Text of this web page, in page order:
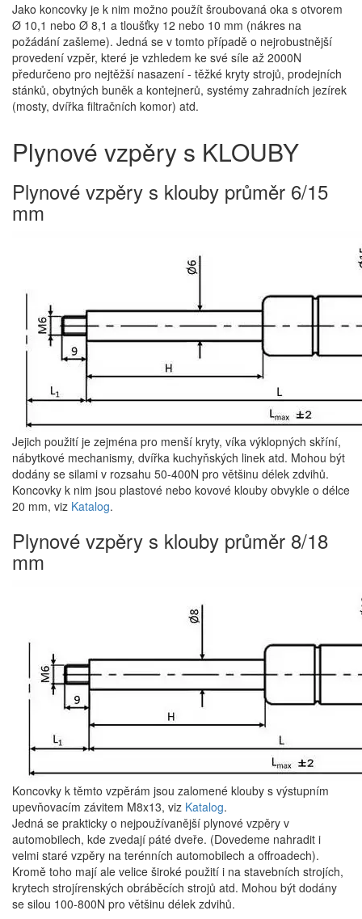
Jako koncovky je k nim možno použít šroubovaná oka s otvorem
Ø 10,1 nebo Ø 8,1 a tloušťky 12 nebo 10 mm (nákres na
požádání zašleme). Jedná se v tomto případě o nejrobustnější
provedení vzpěr, které je vzhledem ke své síle až 2000N
předurčeno pro nejtěžší nasazení - těžké kryty strojů, prodejních
stánků, obytných buněk a kontejnerů, systémy zahradních jezírek
(mosty, dvířka filtračních komor) atd.
Plynové vzpěry s KLOUBY
Plynové vzpěry s klouby průměr 6/15
mm
Jejich použití je zejména pro menší kryty, víka výklopných skříní,
nábytkové mechanismy, dvířka kuchyňských linek atd. Mohou být
dodány se silami v rozsahu 50-400N pro většinu délek zdvihů.
Koncovky k nim jsou plastové nebo kovové klouby obvykle o délce
20 mm, viz Katalog.
Plynové vzpěry s klouby průměr 8/18
mm
Koncovky k těmto vzpěrám jsou zalomené klouby s výstupním
upevňovacím závitem M8x13, viz Katalog.
Jedná se prakticky o nejpoužívanější plynové vzpěry v
automobilech, kde zvedají páté dveře. (Dovedeme nahradit i
velmi staré vzpěry na terénních automobilech a offroadech).
Kromě toho mají ale velice široké použití i na stavebních strojích,
krytech strojírenských obráběcích strojů atd. Mohou být dodány
se silou 100-800N pro většinu délek zdvihů.